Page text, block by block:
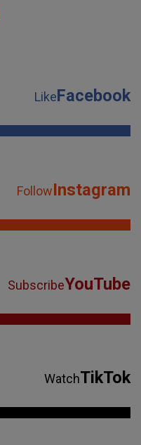
LikeFacebook
FollowInstagram
SubscribeYouTube
WatchTikTok